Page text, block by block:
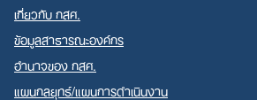
เกี่ยวกับ กสศ.
ข้อมูลสาธารณะองค์กร
อำนาจของ กสศ.
แผนกลยุทธ์/แผนการดำเนินงาน